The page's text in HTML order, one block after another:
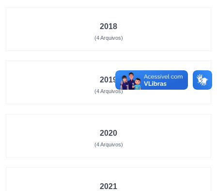
2018
(4 Arquivos)
2019
(4 Arquivos)
2020
(4 Arquivos)
2021